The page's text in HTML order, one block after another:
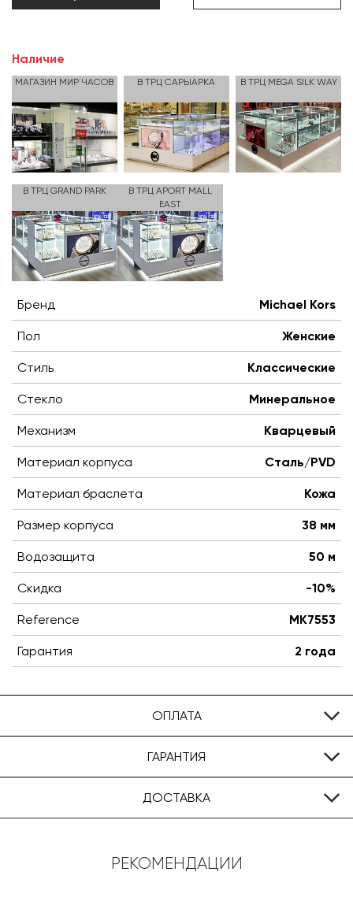
Наличие
МАГАЗИН МИР ЧАСОВ В ТРЦ САРЫАРКА В ТРЦ MEGA SILK WAY
В ТРЦ GRAND PARK
В ТРЦ APORT MALL
EAST
Бренд Michael Kors
Пол Женские
Стиль Классические
Стекло Минеральное
Механизм Кварцевый
Материал корпуса Сталь/PVD
Материал браслета Кожа
Размер корпуса 38 мм
Водозащита 50 м
Скидка -10%
Reference MK7553
Гарантия 2 года
ОПЛАТА
ГАРАНТИЯ
ДОСТАВКА
РЕКОМЕНДАЦИИ